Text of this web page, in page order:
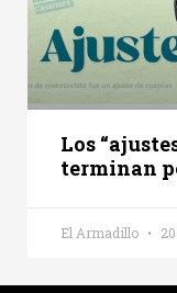
Los
terminan
El Armadillo